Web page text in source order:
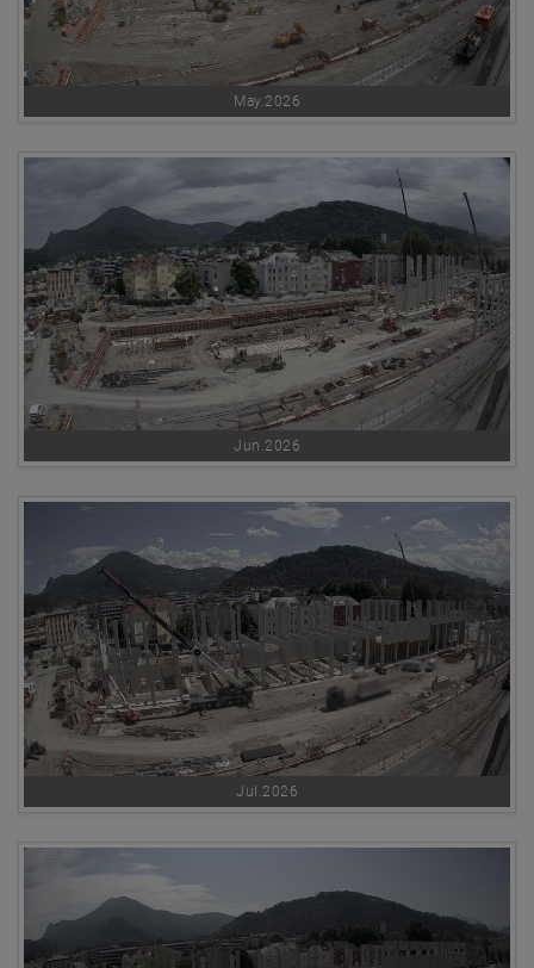
May.2026
Jun.2026
Jul.2026